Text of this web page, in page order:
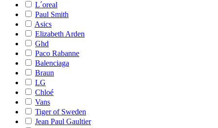
L´oreal
Paul Smith
Asics
Elizabeth Arden
Ghd
Paco Rabanne
Balenciaga
Braun
LG
Chloé
Vans
Tiger of Sweden
Jean Paul Gaultier